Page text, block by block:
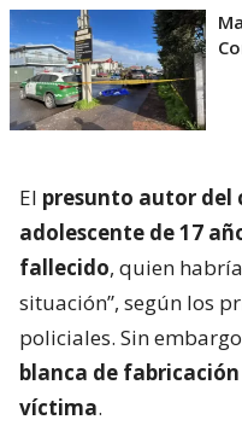
El presunto autor del
adolescente de 17
fallecido, quien
situación”, según los
policiales. Sin
blanca de
víctima.